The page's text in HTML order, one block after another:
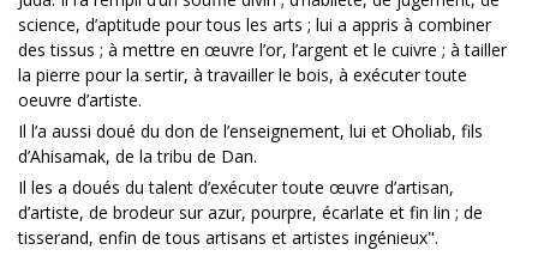
science, d’aptitude pour tous les arts ; lui a appris à combiner
des tissus ; à mettre en œuvre l’or, l’argent et le cuivre ; à tailler
la pierre pour la sertir, à travailler le bois, à exécuter toute
oeuvre d’artiste.
Il l’a aussi doué du don de l’enseignement, lui et Oholiab, fils
d’Ahisamak, de la tribu de Dan.
Il les a doués du talent d’exécuter toute œuvre d’artisan,
d’artiste, de brodeur sur azur, pourpre, écarlate et fin lin ; de
tisserand, enfin de tous artisans et artistes ingénieux".